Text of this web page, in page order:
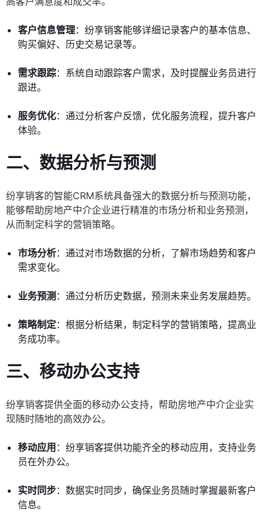
客户信息管理：纷享销客能够详细记录客户的基本信息、
购买偏好、历史交易记录等。
需求跟踪：系统自动跟踪客户需求，及时提醒业务员进行
跟进。
服务优化：通过分析客户反馈，优化服务流程，提升客户
体验。
二、数据分析与预测
纷享销客的智能CRM系统具备强大的数据分析与预测功能，
能够帮助房地产中介企业进行精准的市场分析和业务预测，
从而制定科学的营销策略。
市场分析：通过对市场数据的分析，了解市场趋势和客户
需求变化。
业务预测 ：通过分析历史数据，预测未来业务发展趋势。
策略制定：根据分析结果，制定科学的营销策略，提高业
务成功率。
三、移动办公支持
纷享销客提供全面的移动办公支持，帮助房地产中介企业实
现随时随地的高效办公。
移动应用 ：纷享销客提供功能齐全的移动应用，支持业务
员在外办公。
实时同步：数据实时同步，确保业务员随时掌握最新客户
信息。